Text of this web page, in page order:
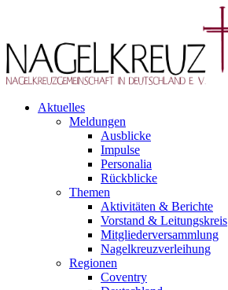
Aktuelles
Meldungen
Ausblicke
Impulse
Personalia
Rückblicke
Themen
Aktivitäten & Berichte
Vorstand & Leitungskreis
Mitgliederversammlung
Nagelkreuzverleihung
Regionen
Coventry